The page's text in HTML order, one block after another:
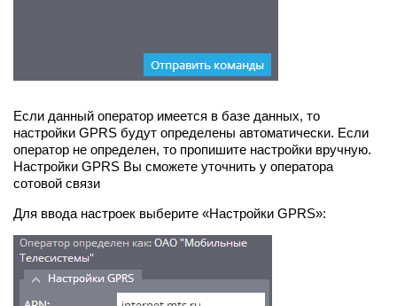
Если данный оператор имеется в базе данных, то
настройки GPRS будут определены автоматически. Если
оператор не определен, то пропишите настройки вручную.
Настройки GPRS Вы сможете уточнить у оператора
сотовой связи
Для ввода настроек выберите «Настройки GPRS»: